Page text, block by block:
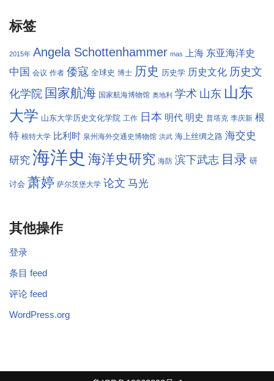
标签
2015年 Angela Schottenhammer mas 上海 东亚海洋史
中国 会议 作者 倭寇 全球史 博士 历史 历史学 历史文化 历史文
化学院 国家航海 国家航海博物馆 奥地利 学术 山东 山东
大学 山东大学历史文化学院 工作 日本 明代 明史 普塔克 李庆新 根
特 根特大学 比利时 泉州海外交通史博物馆 洪武 海上丝绸之路 海交史
研究 海洋史 海洋史研究 海防 滨下武志 目录 研
讨会 萧婷 萨尔茨堡大学 论文 马光
其他操作
登录
条目 feed
评论 feed
WordPress.org